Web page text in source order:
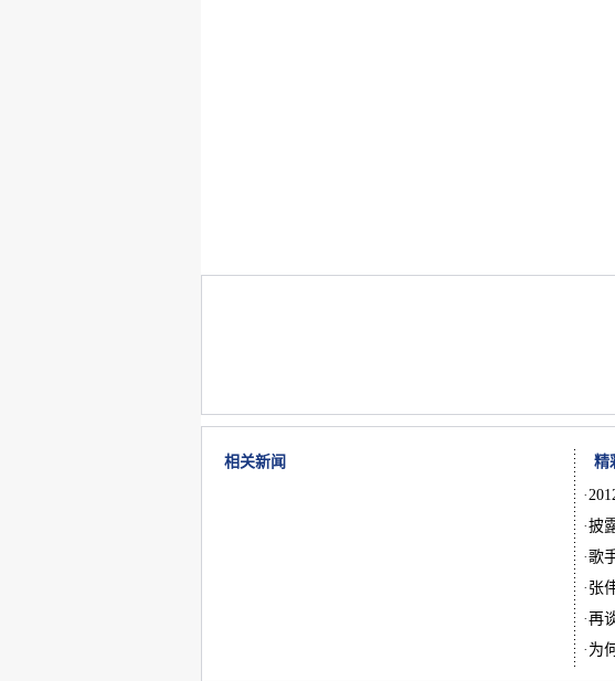
相关新闻
精
·
·披
·歌
· 张
·再
· 为